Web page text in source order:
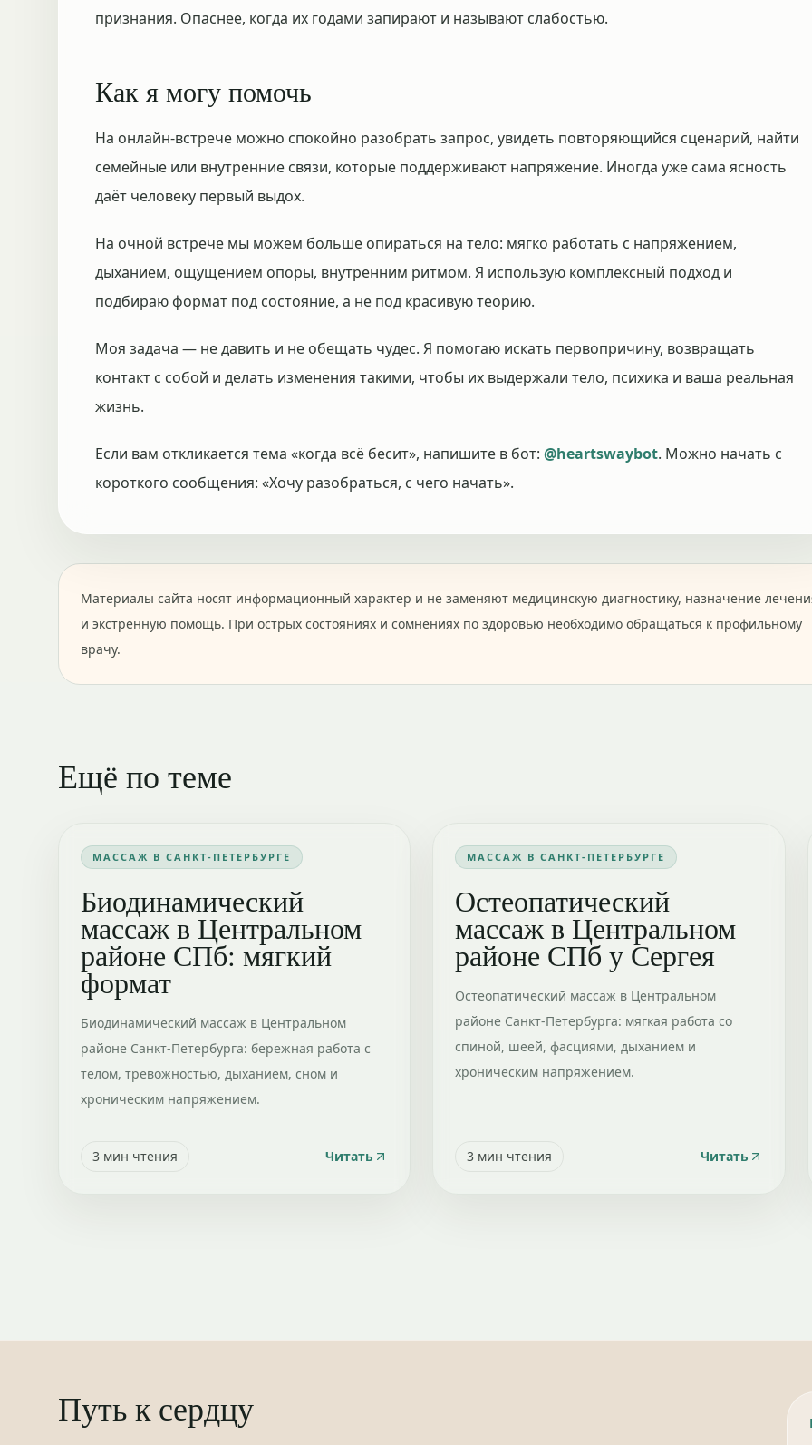
признания. Опаснее, когда их годами запирают и называют слабостью.
Как я могу помочь
На онлайн-встрече можно спокойно разобрать запрос, увидеть повторяющийся сценарий, найти
семейные или внутренние связи, которые поддерживают напряжение. Иногда уже сама ясность
даёт человеку первый выдох.
На очной встрече мы можем больше опираться на тело: мягко работать с напряжением,
дыханием, ощущением опоры, внутренним ритмом. Я использую комплексный подход и
подбираю формат под состояние, а не под красивую теорию.
Моя задача — не давить и не обещать чудес. Я помогаю искать первопричину, возвращать
контакт с собой и делать изменения такими, чтобы их выдержали тело, психика и ваша реальная
жизнь.
Если вам откликается тема «когда всё бесит», напишите в бот: @heartswaybot. Можно начать с
короткого сообщения: «Хочу разобраться, с чего начать».
Материалы сайта носят информационный характер и не заменяют медицинскую диагностику, назначение
и экстренную помощь. При острых состояниях и сомнениях по здоровью необходимо обращаться к профильному
врачу.
Ещё по теме
МАССАЖ В САНКТ-ПЕТЕРБУРГЕ
Биодинамический
массаж в Центральном
районе СПб: мягкий
формат
Биодинамический массаж в Центральном
районе Санкт-Петербурга: бережная работа с
телом, тревожностью, дыханием, сном и
хроническим напряжением.
3 мин чтения Читать
МАССАЖ В САНКТ-ПЕТЕРБУРГЕ
Остеопатический
массаж в Центральном
районе СПб у Сергея
Остеопатический массаж в Центральном
районе Санкт-Петербурга: мягкая работа со
спиной, шеей, фасциями, дыханием и
хроническим напряжением.
3 мин чтения Читать
Путь к сердцу